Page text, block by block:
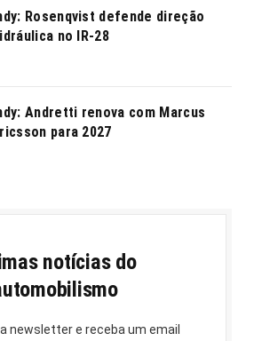
Rosenqvist defende direção
no IR-28
Andretti renova com Marcus
para 2027
notícias do
newsletter e receba um email